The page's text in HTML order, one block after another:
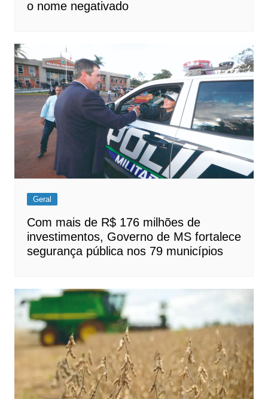
o nome negativado
Geral
Com mais de R$ 176 milhões de
investimentos, Governo de MS fortalece
segurança pública nos 79 municípios